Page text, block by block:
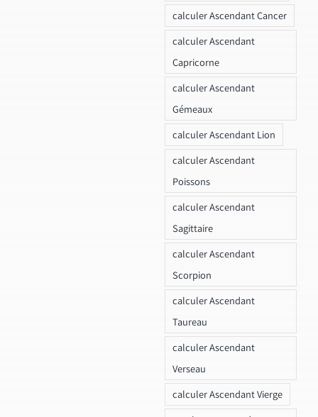
calculer Ascendant Cancer
calculer Ascendant
Capricorne
calculer Ascendant
Gémeaux
calculer Ascendant Lion
calculer Ascendant
Poissons
calculer Ascendant
Sagittaire
calculer Ascendant
Scorpion
calculer Ascendant
Taureau
calculer Ascendant
Verseau
calculer Ascendant Vierge